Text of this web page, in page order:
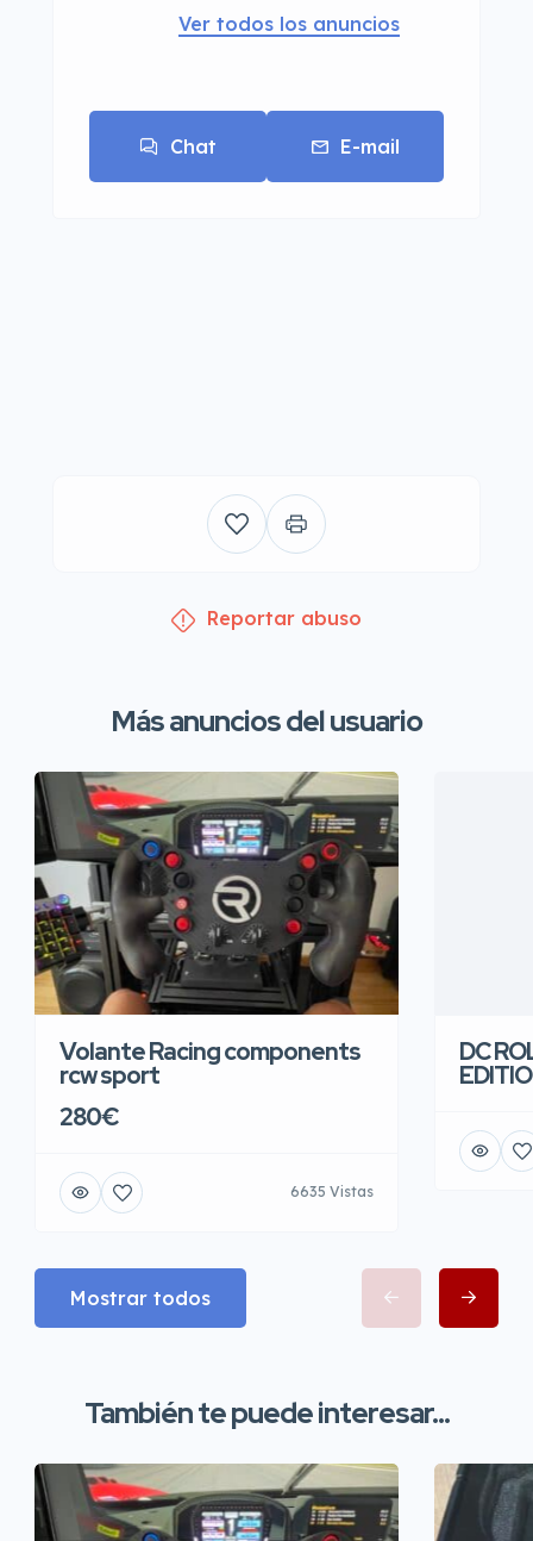
Ver todos los anuncios
Chat E-mail
Reportar abuso
Más anuncios del usuario
Volante Racing components
rcw sport
280€
6635 Vistas
DC
Mostrar todos
También te puede interesar...